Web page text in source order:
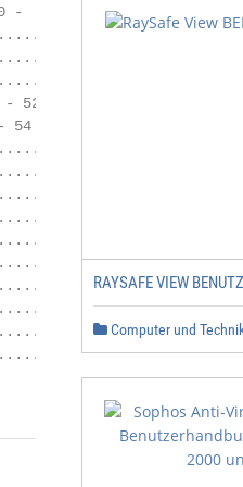
-
- 51 -
- 52 -
- 52 -
52 -
54 -
- 56 -
- 56 -
- 57 -
- 57 -
- 59 -
- 59 -
- 59
- 60 -
- 61
- 61 -
RAYSAFE VIEW
Computer und